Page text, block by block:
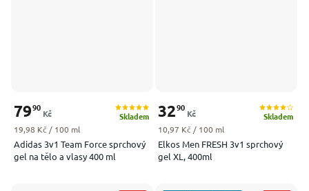
Adidas 3v1 Team Force sprchový
gel na tělo a vlasy 400 ml
Skladem
7990
Kč
Měrná cena:
19,98 Kč / 100 ml
Elkos Men FRESH 3v1 sprchový
gel XL, 400ml
Skladem
3290
Kč
Měrná cena:
10,97 Kč / 100 ml